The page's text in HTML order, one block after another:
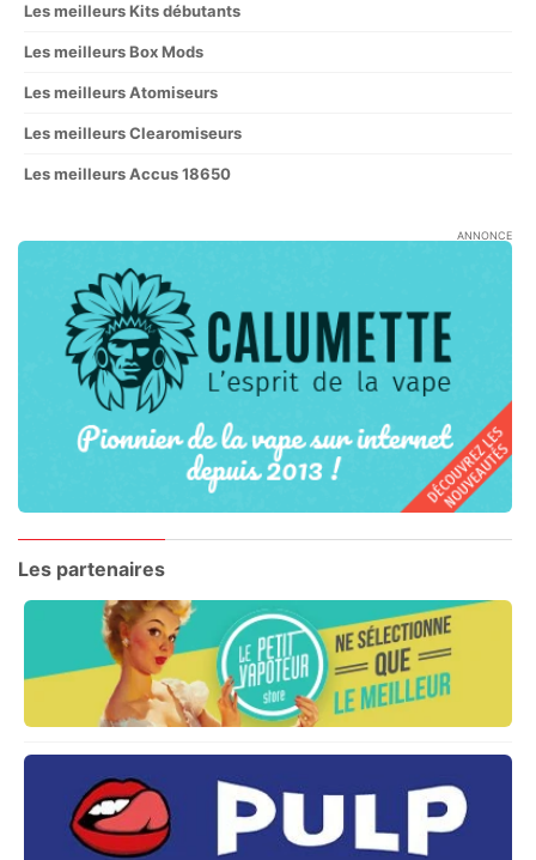
Les meilleurs Kits débutants
Les meilleurs Box Mods
Les meilleurs Atomiseurs
Les meilleurs Clearomiseurs
Les meilleurs Accus 18650
ANNONCE
Les partenaires